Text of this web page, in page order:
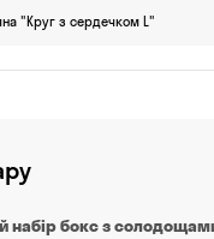
"Круг з сердечком L"
набір бокс з